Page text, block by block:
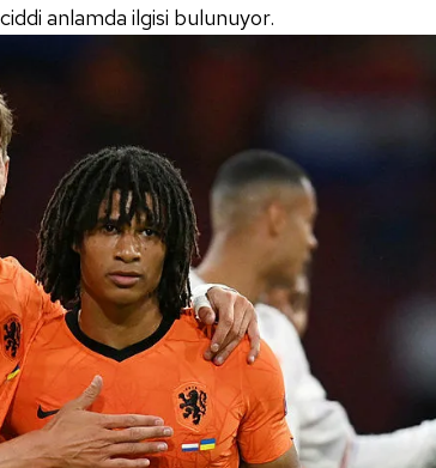
anlamda ilgisi bulunuyor.